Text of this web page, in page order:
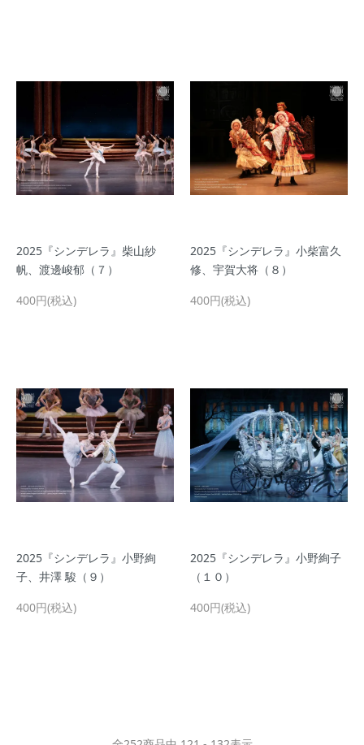
2025『シンデレラ』柴山紗
帆、渡邊峻郁（７）
400円(税込)
2025『シンデレラ』小柴富久
修、宇賀大将（８）
400円(税込)
2025『シンデレラ』小野絢
子、井澤 駿（９）
400円(税込)
2025『シンデレラ』小野絢子
（１０）
400円(税込)